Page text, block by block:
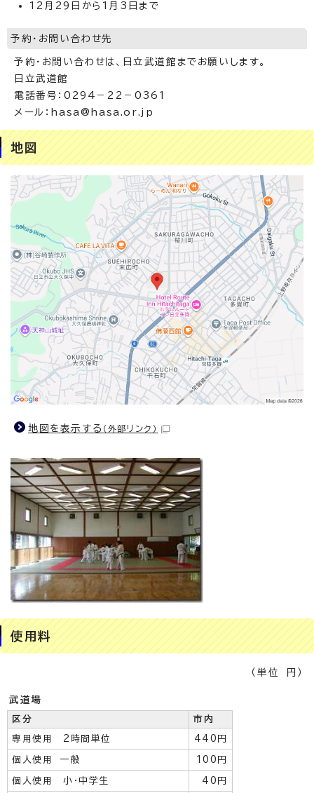
12月29日から1月3日まで
予約・お問い合わせ先
予約・お問い合わせは、日立武道館までお願いします。
日立武道館
電話番号：0294－22－0361
メール：hasa@hasa.or.jp
地図
地図を表示する （外部リンク）
使用料
（単位 円）
武道場
区分 市内
専用使用 2時間単位 440円
個人使用 一般 100円
個人使用 小・中学生 40円